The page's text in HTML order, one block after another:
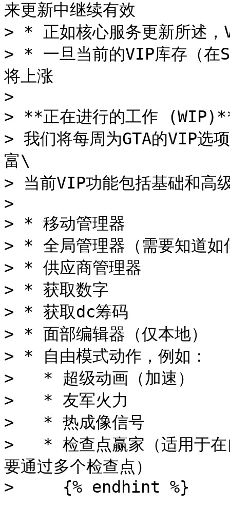
来更新中继续有效
> * 正如核心服务更新所述，
> * 一旦当前的VIP库存（在
将上涨
>
> **正在进行的工作
> 我们将每周为GTA的VIP选
富\
> 当前VIP功能包括基础和高
>
> * 移动管理器
> * 全局管理器（需要知道
> * 供应商管理器
> * 获取数字
> * 获取dc筹码
> * 面部编辑器（仅本地）
> * 自由模式动作，例如：
>   * 超级动画（加速）
>   * 友军火力
>   * 热成像信号
>   * 检查点赢家（适用于在
要通过多个检查点）
>     {% endhint %}